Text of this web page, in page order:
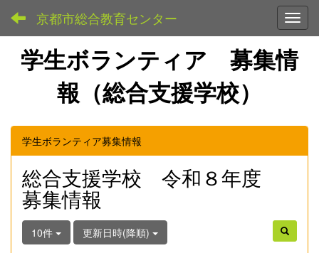
京都市総合教育センター
学生ボランティア 募集情
報（総合支援学校）
学生ボランティア募集情報
総合支援学校 令和８年度
募集情報
10件 更新日時(降順)